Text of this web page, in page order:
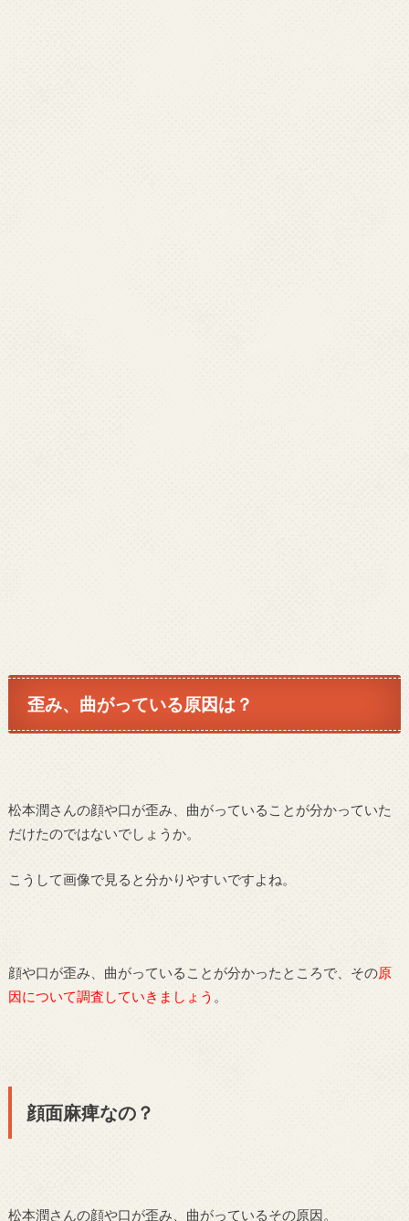
歪み、曲がっている原因は？
松本潤さんの顔や口が歪み、曲がっていることが分かっていた
だけたのではないでしょうか。
こうして画像で見ると分かりやすいですよね。
顔や口が歪み、曲がっていることが分かったところで、その原
因について調査していきましょう
顔面麻痺なの？
松本潤さんの顔や口が歪み、曲がっているその原因。